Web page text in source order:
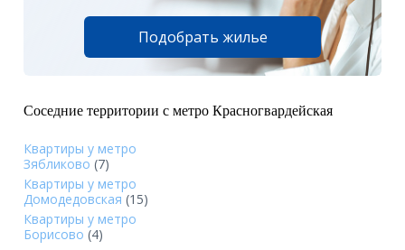
Подобрать жилье
Соседние территории с метро Красногвардейская
Квартиры у метро
Зябликово (7)
Квартиры у метро
Домодедовская (15)
Квартиры у метро
Борисово (4)